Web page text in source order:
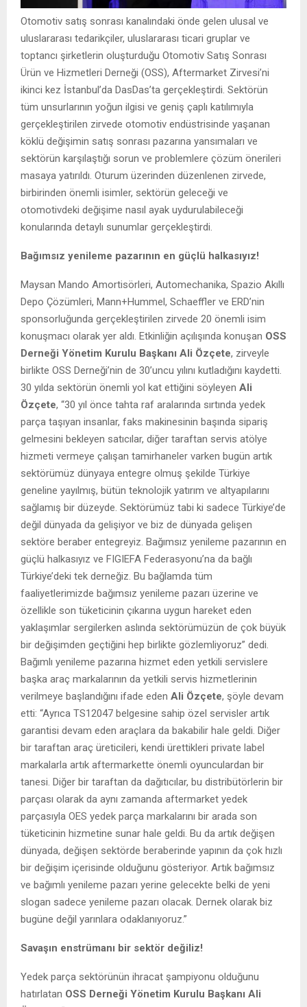
Otomotiv satış sonrası kanalındaki önde gelen ulusal ve
uluslararası tedarikçiler, uluslararası ticari gruplar ve
toptancı şirketlerin oluşturduğu Otomotiv Satış Sonrası
Ürün ve Hizmetleri Derneği (OSS), Aftermarket Zirvesi’ni
ikinci kez İstanbul’da DasDas’ta gerçekleştirdi. Sektörün
tüm unsurlarının yoğun ilgisi ve geniş çaplı katılımıyla
gerçekleştirilen zirvede otomotiv endüstrisinde yaşanan
köklü değişimin satış sonrası pazarına yansımaları ve
sektörün karşılaştığı sorun ve problemlere çözüm önerileri
masaya yatırıldı. Oturum üzerinden düzenlenen zirvede,
birbirinden önemli isimler, sektörün geleceği ve
otomotivdeki değişime nasıl ayak uydurulabileceği
konularında detaylı sunumlar gerçekleştirdi.
Bağımsız yenileme pazarının en güçlü halkasıyız!
Maysan Mando Amortisörleri, Automechanika, Spazio Akıllı
Depo Çözümleri, Mann+Hummel, Schaeffler ve ERD’nin
sponsorluğunda gerçekleştirilen zirvede 20 önemli isim
konuşmacı olarak yer aldı. Etkinliğin açılışında konuşan OSS
Derneği Yönetim Kurulu Başkanı Ali Özçete, zirveyle
birlikte OSS Derneği’nin de 30’uncu yılını kutladığını kaydetti.
30 yılda sektörün önemli yol kat ettiğini söyleyen Ali
Özçete, “30 yıl önce tahta raf aralarında sırtında yedek
parça taşıyan insanlar, faks makinesinin başında sipariş
gelmesini bekleyen satıcılar, diğer taraftan servis atölye
hizmeti vermeye çalışan tamirhaneler varken bugün artık
sektörümüz dünyaya entegre olmuş şekilde Türkiye
geneline yayılmış, bütün teknolojik yatırım ve altyapılarını
sağlamış bir düzeyde. Sektörümüz tabi ki sadece Türkiye’de
değil dünyada da gelişiyor ve biz de dünyada gelişen
sektöre beraber entegreyiz. Bağımsız yenileme pazarının en
güçlü halkasıyız ve FIGIEFA Federasyonu’na da bağlı
Türkiye’deki tek derneğiz. Bu bağlamda tüm
faaliyetlerimizde bağımsız yenileme pazarı üzerine ve
özellikle son tüketicinin çıkarına uygun hareket eden
yaklaşımlar sergilerken aslında sektörümüzün de çok büyük
bir değişimden geçtiğini hep birlikte gözlemliyoruz” dedi.
Bağımlı yenileme pazarına hizmet eden yetkili servislere
başka araç markalarının da yetkili servis hizmetlerinin
verilmeye başlandığını ifade eden Ali Özçete, şöyle devam
etti: “Ayrıca TS12047 belgesine sahip özel servisler artık
garantisi devam eden araçlara da bakabilir hale geldi. Diğer
bir taraftan araç üreticileri, kendi ürettikleri private label
markalarla artık aftermarkette önemli oyunculardan bir
tanesi. Diğer bir taraftan da dağıtıcılar, bu distribütörlerin bir
parçası olarak da aynı zamanda aftermarket yedek
parçasıyla OES yedek parça markalarını bir arada son
tüketicinin hizmetine sunar hale geldi. Bu da artık değişen
dünyada, değişen sektörde beraberinde yapının da çok hızlı
bir değişim içerisinde olduğunu gösteriyor. Artık bağımsız
ve bağımlı yenileme pazarı yerine gelecekte belki de yeni
slogan sadece yenileme pazarı olacak. Dernek olarak biz
bugüne değil yarınlara odaklanıyoruz.”
Savaşın enstrümanı bir sektör değiliz!
Yedek parça sektörünün ihracat şampiyonu olduğunu
hatırlatan OSS Derneği Yönetim Kurulu Başkanı Ali